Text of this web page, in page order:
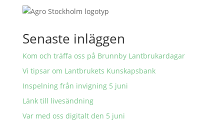
Senaste inläggen
Kom och träffa oss på Brunnby Lantbrukardagar
Vi tipsar om Lantbrukets Kunskapsbank
Inspelning från invigning 5 juni
Länk till livesändning
Var med oss digitalt den 5 juni